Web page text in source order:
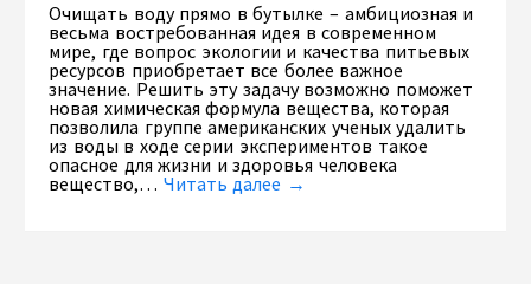
Очищать воду прямо в бутылке – амбициозная и
весьма востребованная идея в современном
мире, где вопрос экологии и качества питьевых
ресурсов приобретает все более важное
значение. Решить эту задачу возможно поможет
новая химическая формула вещества, которая
позволила группе американских ученых удалить
из воды в ходе серии экспериментов такое
опасное для жизни и здоровья человека
вещество,… Читать далее →